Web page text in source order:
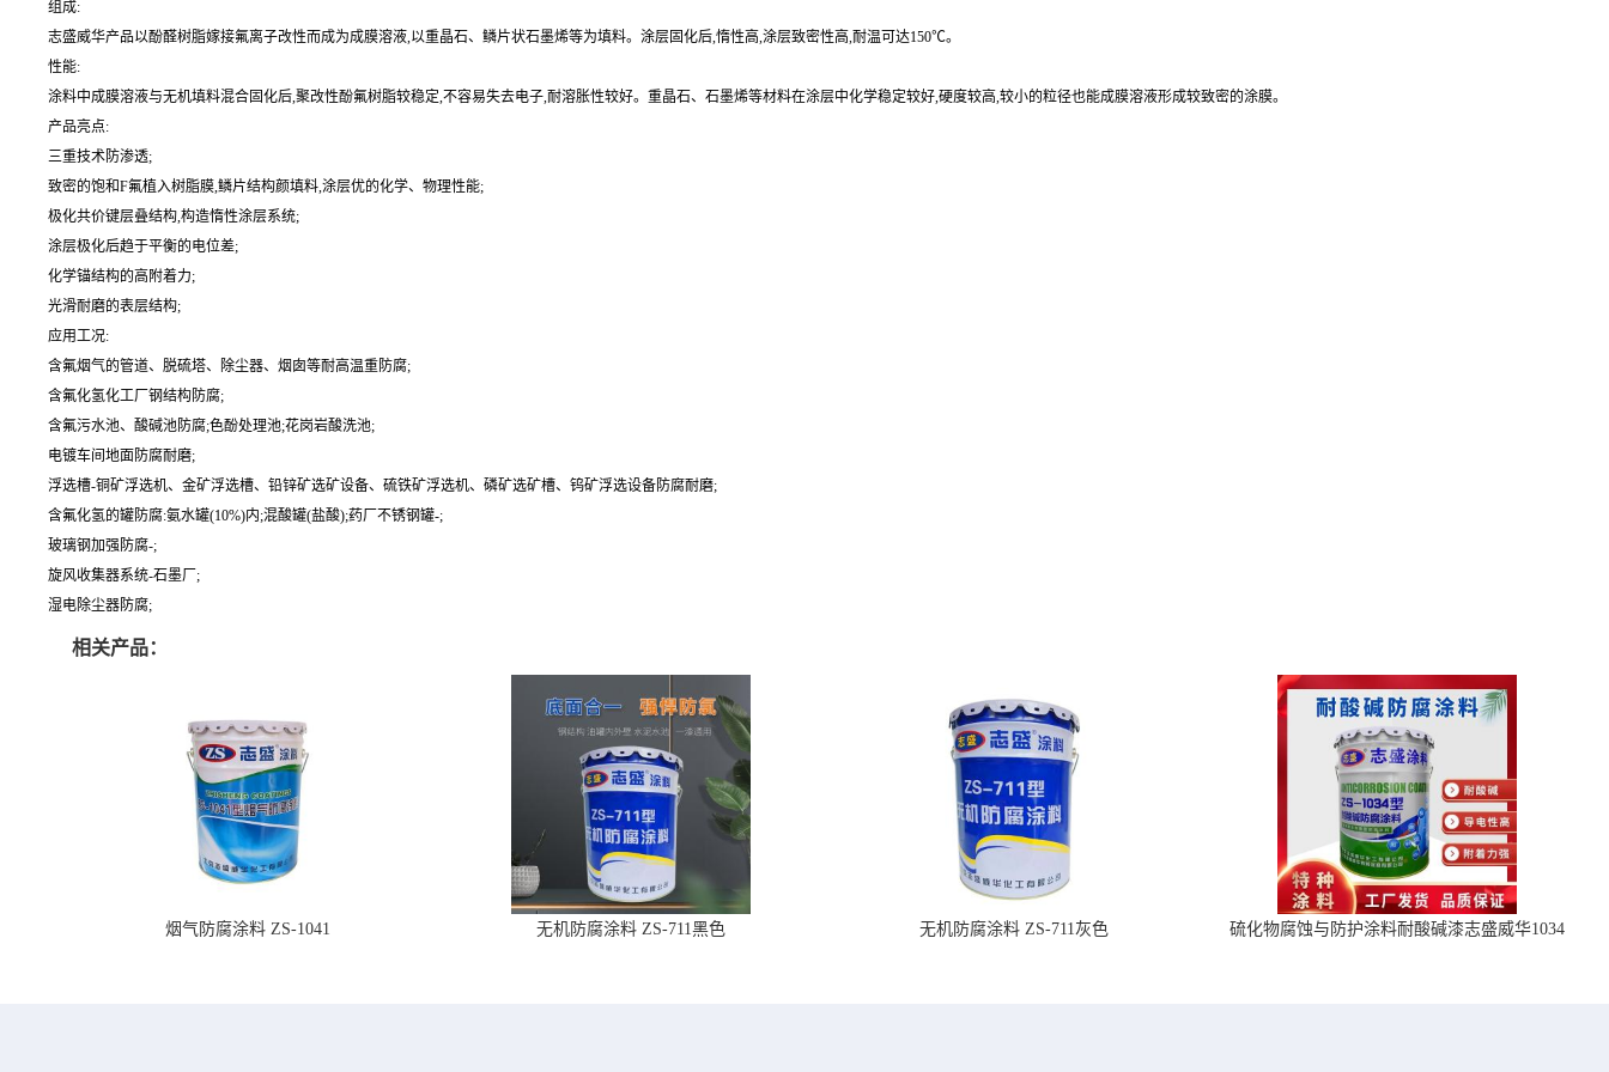
组成:
志盛威华产品以酚醛树脂嫁接氟离子改性而成为成膜溶液,以重晶石、鳞片状石墨烯等为填料。涂层固化后,惰性高,涂层致密性高,耐温可达150℃。
性能:
涂料中成膜溶液与无机填料混合固化后,聚改性酚氟树脂较稳定,不容易失去电子,耐溶胀性较好。重晶石、石墨烯等材料在涂层中化学稳定较好,硬度较高,较小的粒径也能成膜溶液形成较致密的涂膜。
产品亮点:
三重技术防渗透;
致密的饱和F氟植入树脂膜,鳞片结构颜填料,涂层优的化学、物理性能;
极化共价键层叠结构,构造惰性涂层系统;
涂层极化后趋于平衡的电位差;
化学锚结构的高附着力;
光滑耐磨的表层结构;
应用工况:
含氟烟气的管道、脱硫塔、除尘器、烟囱等耐高温重防腐;
含氟化氢化工厂钢结构防腐;
含氟污水池、酸碱池防腐;色酚处理池;花岗岩酸洗池;
电镀车间地面防腐耐磨;
浮选槽-铜矿浮选机、金矿浮选槽、铅锌矿选矿设备、硫铁矿浮选机、磷矿选矿槽、钨矿浮选设备防腐耐磨;
含氟化氢的罐防腐:氨水罐(10%)内;混酸罐(盐酸);药厂不锈钢罐-;
玻璃钢加强防腐-;
旋风收集器系统-石墨厂;
湿电除尘器防腐;
相关产品：
烟气防腐涂料 ZS-1041 无机防腐涂料 ZS-711黑色 无机防腐涂料 ZS-711灰色 硫化物腐蚀与防护涂料耐酸碱漆志盛威华1034